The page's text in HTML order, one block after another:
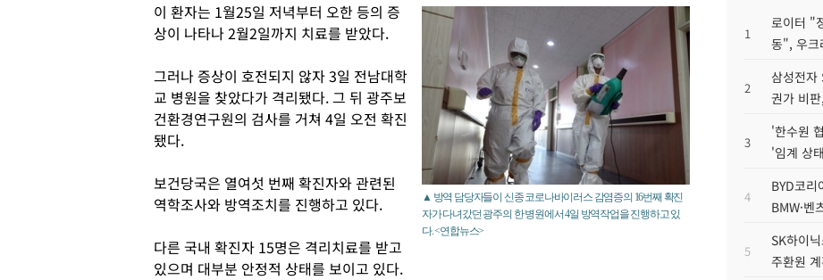
▲ 방역 담당자들이 신종 코로나바이러스 감염증의 16번째 확진
자가 다녀갔던 광주의 한 병원에서 4일 방역작업을 진행하고 있
다. <연합뉴스>
이 환자는 1월25일 저녁부터 오한 등의 증
상이 나타나 2월2일까지 치료를 받았다.
그러나 증상이 호전되지 않자 3일 전남대학
교 병원을 찾았다가 격리됐다. 그 뒤 광주보
건환경연구원의 검사를 거쳐 4일 오전 확진
됐다.
보건당국은 열여섯 번째 확진자와 관련된
역학조사와 방역조치를 진행하고 있다.
다른 국내 확진자 15명은 격리치료를 받고
있으며 대부분 안정적 상태를 보이고 있다.
1
로이터 "
동", 우크
2
삼성전자
권가 비
3
'한수원
'임계 상
4
BYD코
BMW·벤
5
SK하이
주환원